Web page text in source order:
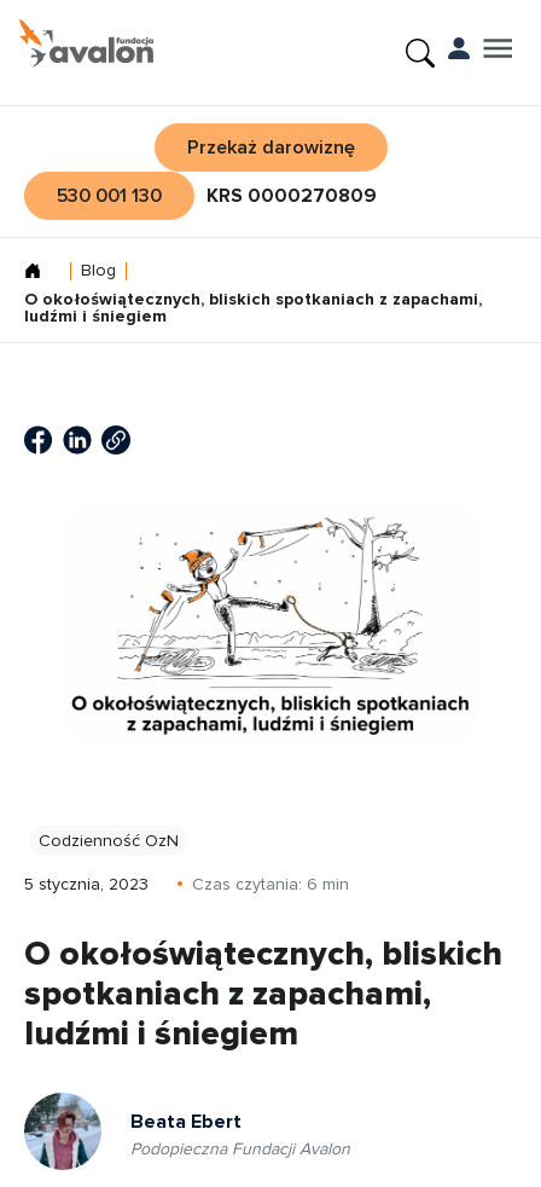
Przekaż darowiznę
530 001 130
KRS 0000270809
Blog
O okołoświątecznych, bliskich spotkaniach z zapachami,
ludźmi i śniegiem
Codzienność OzN
5 stycznia, 2023 Czas czytania: 6 min
O okołoświątecznych, bliskich
spotkaniach z zapachami,
ludźmi i śniegiem
Beata Ebert
Podopieczna Fundacji Avalon